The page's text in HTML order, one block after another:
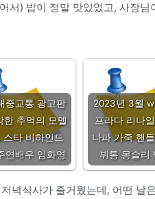
서) 밥이 정말 맛있었고, 사장님
중교통 광고판
한 추억의 모델
스타 비하인드
연배우 임화영
2023년 3월
프라다 리나
나파 가죽 핸
뷔통 몽슬리
녁식사가 즐거웠는데, 어떤 날